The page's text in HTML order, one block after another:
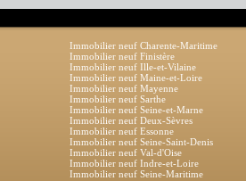
Immobilier neuf Charente-Maritime
Immobilier neuf Finistère
Immobilier neuf Ille-et-Vilaine
Immobilier neuf Maine-et-Loire
Immobilier neuf Mayenne
Immobilier neuf Sarthe
Immobilier neuf Seine-et-Marne
Immobilier neuf Deux-Sèvres
Immobilier neuf Essonne
Immobilier neuf Seine-Saint-Denis
Immobilier neuf Val-d'Oise
Immobilier neuf Indre-et-Loire
Immobilier neuf Seine-Maritime